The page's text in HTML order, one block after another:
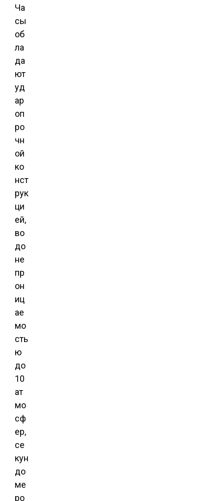
Ча
сы
об
ла
да
ют
уд
ар
оп
ро
чн
ой
ко
нст
рук
ци
ей,
во
до
не
пр
он
иц
ае
мо
сть
ю
до
10
ат
мо
сф
ер,
се
кун
до
ме
ро